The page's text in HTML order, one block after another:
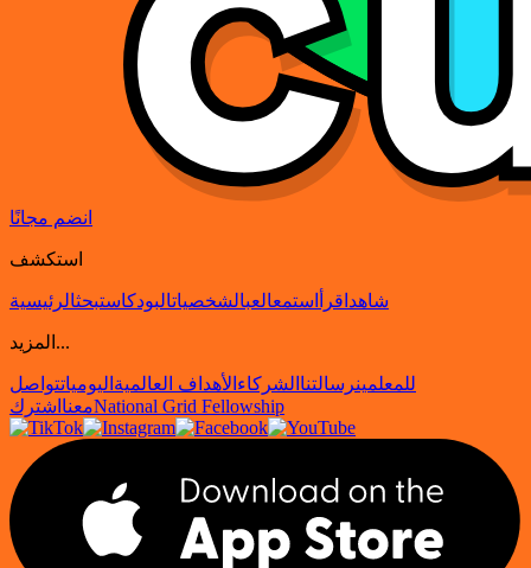
انضم مجانًا
استكشف
شاهد اقرأ استمعالعبالشخصياتالبودكاستبحثالرئيسية
المزيد...
للمعلمينرسالتنا الشركاء الأهداف العالمية اليومياتتواصل
معنا اشترك National Grid Fellowship